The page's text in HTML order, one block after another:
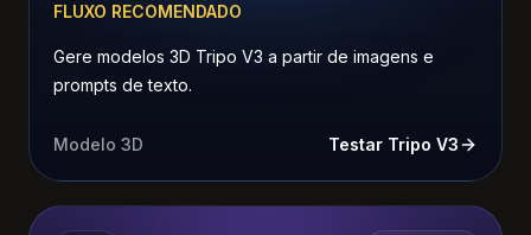
FLUXO RECOMENDADO
Gere modelos 3D Tripo V3 a partir de imagens e
prompts de texto.
Modelo 3D Testar Tripo V3